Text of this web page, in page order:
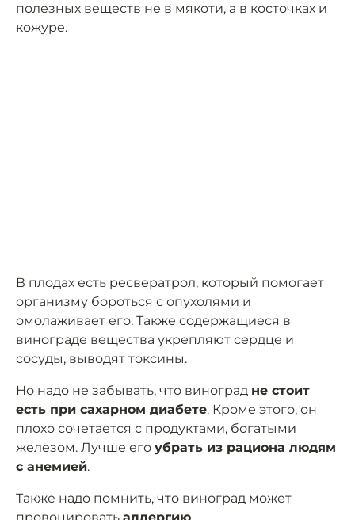
полезных веществ не в мякоти, а в косточках и
кожуре.
В плодах есть ресвератрол, который помогает
организму бороться с опухолями и
омолаживает его. Также содержащиеся в
винограде вещества укрепляют сердце и
сосуды, выводят токсины.
Но надо не забывать, что виноград не стоит
есть при сахарном диабете. Кроме этого, он
плохо сочетается с продуктами, богатыми
железом. Лучше его убрать из рациона людям
с анемией.
Также надо помнить, что виноград может